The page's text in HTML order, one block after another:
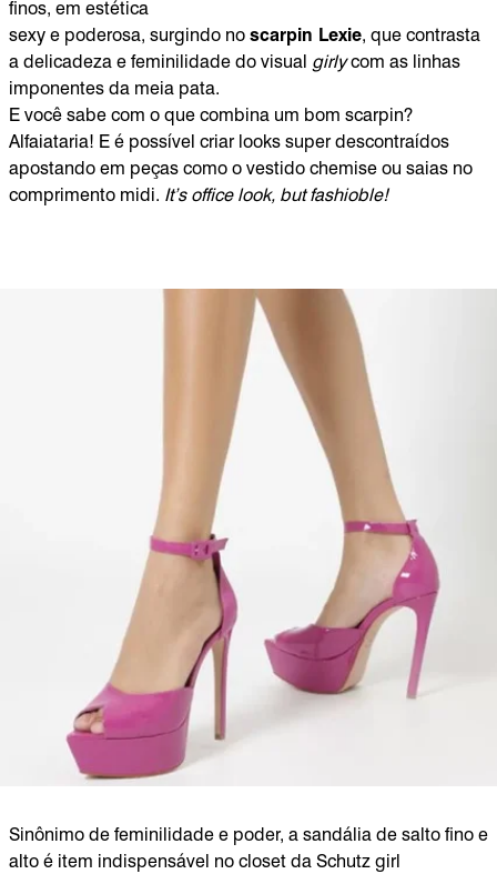
finos, em estética
sexy e poderosa, surgindo no scarpin Lexie, que contrasta
a delicadeza e feminilidade do visual girlycom as linhas
imponentes da meia pata.
E você sabe com o que combina um bom scarpin?
Alfaiataria! E é possível criar looks super descontraídos
apostando em peças como o vestido chemise ou saias no
comprimento midi. It’s office look, but fashioble!
Sinônimo de feminilidade e poder, a sandália de salto fino e
alto é item indispensável no closet da Schutz girl